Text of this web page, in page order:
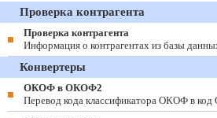
Проверка контрагента
Проверка контрагента
Информация о контрагентах из базы
Конвертеры
ОКОФ в ОКОФ2
Перевод кода классификатора ОКОФ в